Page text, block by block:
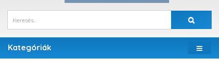
Kategóriák